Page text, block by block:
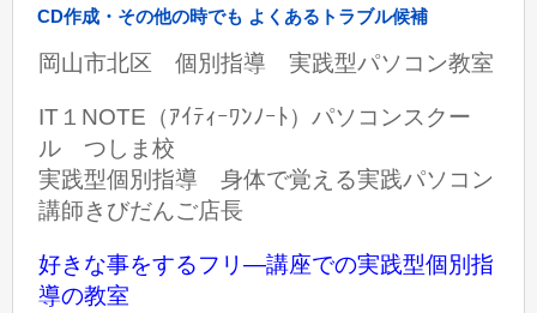
CD作成・その他の時でも よくあるトラブル候補
岡山市北区 個別指導 実践型パソコン教室
IT１NOTE（ｱｲﾃｨｰﾜﾝﾉｰﾄ）パソコンスクー
ル つしま校
実践型個別指導 身体で覚える実践パソコン
講師きびだんご店長
好きな事をするフリ―講座での実践型個別指
導の教室